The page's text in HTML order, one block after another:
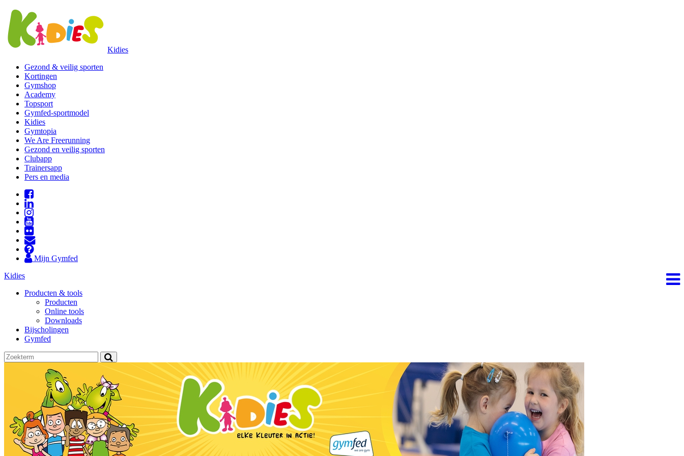
Kidies
Gezond & veilig sporten
Kortingen
Gymshop
Academy
Topsport
Gymfed-sportmodel
Kidies
Gymtopia
We Are Freerunning
Gezond en veilig sporten
Clubapp
Trainersapp
Pers en media
Mijn Gymfed
Kidies
Producten & tools
Producten
Online tools
Downloads
Bijscholingen
Gymfed